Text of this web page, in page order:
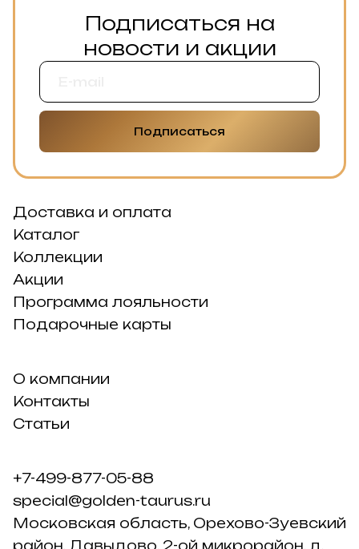
Подписаться на
новости и акции
Подписаться
Доставка и оплата
Каталог
Коллекции
Акции
Программа лояльности
Подарочные карты
О компании
Контакты
Статьи
+7-499-877-05-88
special@golden-taurus.ru
Московская область, Орехово-Зуевский